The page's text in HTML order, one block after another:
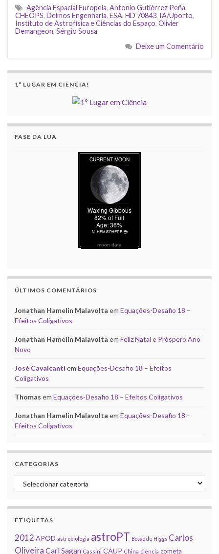
Agência Espacial Europeia, Antonio Gutiérrez Peña,
CHEOPS, Deimos Engenharia, ESA, HD 70843, IA/Uporto,
Instituto de Astrofísica e Ciências do Espaço, Olivier
Demangeon, Sérgio Sousa
Deixe um Comentário
1º LUGAR EM CIÊNCIA!
FASE DA LUA
moon data
ÚLTIMOS COMENTÁRIOS
Jonathan Hamelin Malavolta em Equações-Desafio 18 –
Efeitos Coligativos
Jonathan Hamelin Malavolta em Feliz Natal e Próspero Ano
Novo
José Cavalcanti em Equações-Desafio 18 – Efeitos
Coligativos
Thomas em Equações-Desafio 18 – Efeitos Coligativos
Jonathan Hamelin Malavolta em Equações-Desafio 18 –
Efeitos Coligativos
CATEGORIAS
Categorias
ETIQUETAS
2012 APOD astrobiologia astroPT Bosão de Higgs Carlos
Oliveira Carl Sagan Cassini CAUP China ciência cometa